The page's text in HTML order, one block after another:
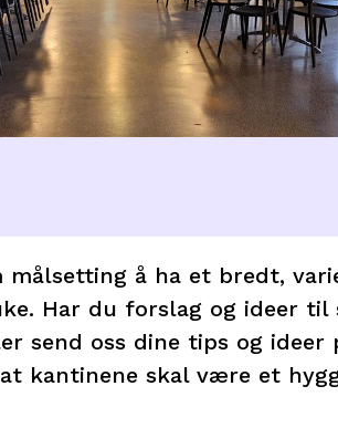
målsetting å ha et bredt,
Har du forslag og ideer
send oss dine tips og ideer
kantinene skal være et